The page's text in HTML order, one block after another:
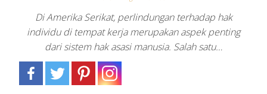
Di Amerika Serikat, perlindungan terhadap hak
individu di tempat kerja merupakan aspek penting
dari sistem hak asasi manusia. Salah satu…